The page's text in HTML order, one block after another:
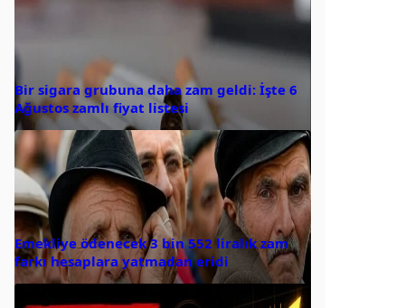
Bir sigara grubuna daha zam geldi: İşte 6
Ağustos zamlı fiyat listesi
Emekliye ödenecek 3 bin 552 liralık zam
farkı hesaplara yatmadan eridi